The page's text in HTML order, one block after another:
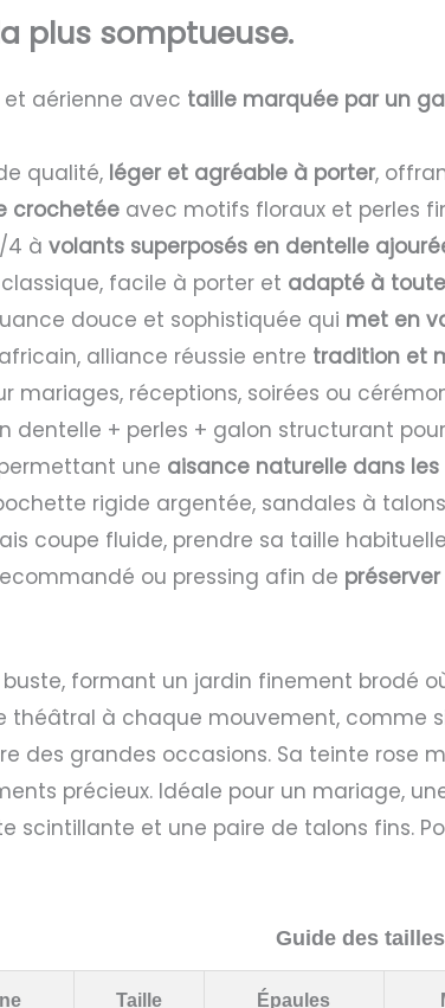
plus somptueuse.
aérienne avec taille marquée par un
qualité, léger et agréable à porter,
crochetée avec motifs floraux et perles
4 à volants superposés en dentelle
facile à porter et adapté à
douce et sophistiquée qui met en
alliance réussie entre tradition et
mariages, réceptions, soirées ou
dentelle + perles + galon structurant
une aisance naturelle dans
rigide argentée, sandales à
coupe fluide, prendre sa taille
ou pressing afin de
formant un jardin finement brodé
théâtral à chaque mouvement, comme
des grandes occasions. Sa teinte rose
précieux. Idéale pour un mariage,
scintillante et une paire de talons fins.
Guide des
Taille Épaules